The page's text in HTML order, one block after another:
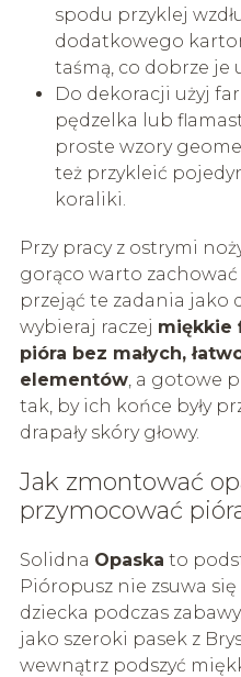
spodu przyklej
dodatkowego
taśmą, co dobrze je
Do dekoracji użyj
pędzelka lub
proste wzory
też przykleić
koraliki.
Przy pracy z ostrymi
gorąco warto
przejąć te zadania jako
wybieraj raczej miękkie
pióra bez małych,
elementów, a gotowe
tak, by ich końce były
drapały skóry głowy.
Jak zmontować
przymocować
Solidna Opaska to
Pióropusz nie zsuwa
dziecka podczas
jako szeroki pasek z
wewnątrz podszyć